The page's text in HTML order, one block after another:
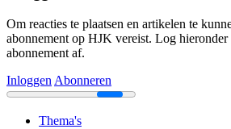
Om reacties te plaatsen en artikelen te
abonnement op HJK vereist. Log
abonnement af.
Inloggen Abonneren
Thema's